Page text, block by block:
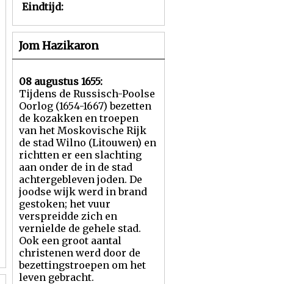
Eindtijd:
Jom Hazikaron
08 augustus 1655:
Tijdens de Russisch-Poolse
Oorlog (1654-1667) bezetten
de kozakken en troepen
van het Moskovische Rijk
de stad Wilno (Litouwen) en
richtten er een slachting
aan onder de in de stad
achtergebleven joden. De
joodse wijk werd in brand
gestoken; het vuur
verspreidde zich en
vernielde de gehele stad.
Ook een groot aantal
christenen werd door de
bezettingstroepen om het
leven gebracht.